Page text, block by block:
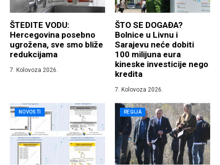
ŠTEDITE VODU:
Hercegovina posebno
ugrožena, sve smo bliže
redukcijama
7. Kolovoza 2026.
ŠTO SE DOGAĐA?
Bolnice u Livnu i
Sarajevu neće dobiti
100 milijuna eura
kineske investicije nego
kredita
7. Kolovoza 2026.
NOVOSTI REGIJA